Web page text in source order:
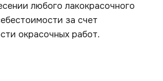
любого лакокрасочного
за счет
окрасочных работ.